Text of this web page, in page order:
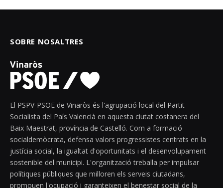
SOBRE NOSALTRES
El PSPV-PSOE de Vinaròs és l'agrupació local del Partit
Socialista del País Valencià en aquesta ciutat costanera del
Baix Maestrat, província de Castelló. Com a formació
socialdemòcrata, defensa valors progressistes centrats en la
justícia social, la igualtat d'oportunitats i el desenvolupament
sostenible del municipi. L'organització treballa per impulsar
polítiques públiques que milloren els serveis ciutadans,
promouen l'ocupació i garanteixen el benestar social de la